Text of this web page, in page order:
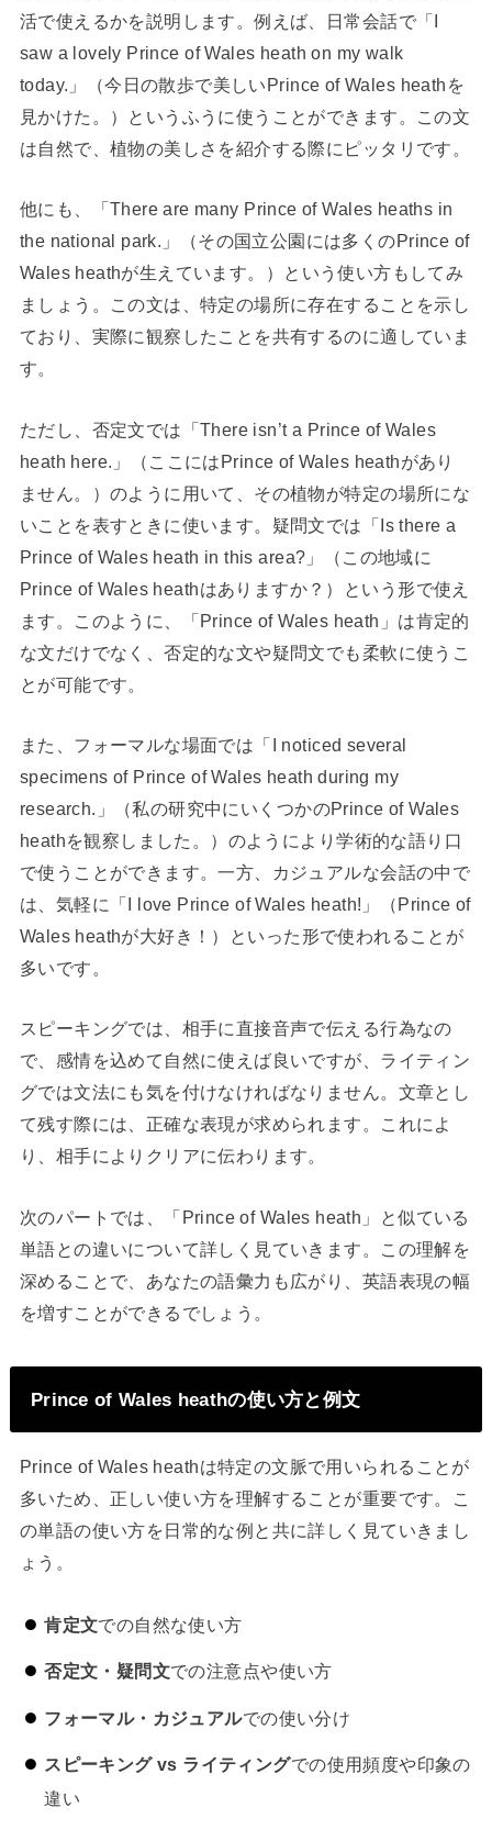
活で使えるかを説明します。例えば、日常会話で「I
saw a lovely Prince of Wales heath on my walk
today.」（今日の散歩で美しいPrince of Wales heathを
見かけた。）というふうに使うことができます。この文
は自然で、植物の美しさを紹介する際にピッタリです。
他にも、「There are many Prince of Wales heaths in
the national park.」（その国立公園には多くのPrince of
Wales heathが生えています。）という使い方もしてみ
ましょう。この文は、特定の場所に存在することを示し
ており、実際に観察したことを共有するのに適していま
す。
ただし、否定文では「There isn’t a Prince of Wales
heath here.」（ここにはPrince of Wales heathがあり
ません。）のように用いて、その植物が特定の場所にな
いことを表すときに使います。疑問文では「Is there a
Prince of Wales heath in this area?」（この地域に
Prince of Wales heathはありますか？）という形で使え
ます。このように、「Prince of Wales heath」は肯定的
な文だけでなく、否定的な文や疑問文でも柔軟に使うこ
とが可能です。
また、フォーマルな場面では「I noticed several
specimens of Prince of Wales heath during my
research.」（私の研究中にいくつかのPrince of Wales
heathを観察しました。）のようにより学術的な語り口
で使うことができます。一方、カジュアルな会話の中で
は、気軽に「I love Prince of Wales heath!」（Prince of
Wales heathが大好き！）といった形で使われることが
多いです。
スピーキングでは、相手に直接音声で伝える行為なの
で、感情を込めて自然に使えば良いですが、ライティン
グでは文法にも気を付けなければなりません。文章とし
て残す際には、正確な表現が求められます。これによ
り、相手によりクリアに伝わります。
次のパートでは、「Prince of Wales heath」と似ている
単語との違いについて詳しく見ていきます。この理解を
深めることで、あなたの語彙力も広がり、英語表現の幅
を増すことができるでしょう。
Prince of Wales heathの使い方と例文
Prince of Wales heathは特定の文脈で用いられることが
多いため、正しい使い方を理解することが重要です。こ
の単語の使い方を日常的な例と共に詳しく見ていきまし
ょう。
肯定文での自然な使い方
否定文・疑問文での注意点や使い方
フォーマル・カジュアルでの使い分け
スピーキング vs ライティングでの使用頻度や印象の
違い